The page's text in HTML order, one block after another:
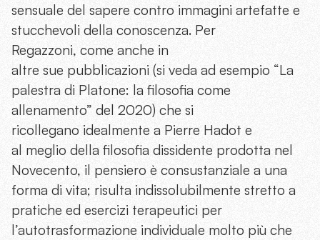
sensuale del sapere contro immagini artefatte e
stucchevoli della conoscenza. Per
Regazzoni, come anche in
altre sue pubblicazioni (si veda ad esempio “La
palestra di Platone: la filosofia come
allenamento” del 2020) che si
ricollegano idealmente a Pierre Hadot e
al meglio della filosofia dissidente prodotta nel
Novecento, il pensiero è consustanziale a una
forma di vita; risulta indissolubilmente stretto a
pratiche ed esercizi terapeutici per
l’autotrasformazione individuale molto più che